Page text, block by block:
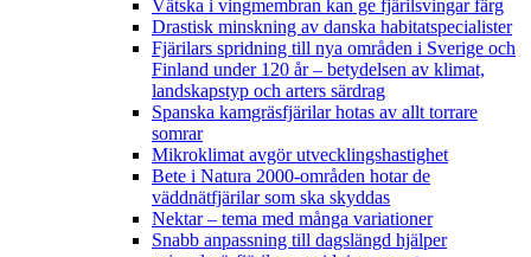
Vätska i vingmembran kan ge fjärilsvingar färg
Drastisk minskning av danska habitatspecialister
Fjärilars spridning till nya områden i Sverige och
Finland under 120 år– betydelsen av klimat,
landskapstyp och arters särdrag
Spanska kamgräsfjärilar hotas av allt torrare
somrar
Mikroklimat avgör utvecklingshastighet
Bete i Natura 2000-områden hotar de
väddnätfjärilar som ska skyddas
Nektar – tema med många variationer
Snabb anpassning till dagslängd hjälper